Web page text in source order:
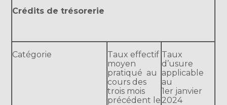
Crédits de trésorerie
Catégorie
Taux effectif
moyen
pratiqué au
cours des
trois mois
précédent le
Taux
d’usure
applicable
au
1er janvier
2024